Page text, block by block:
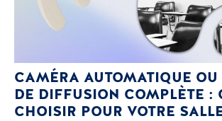
CAMÉRA AUTOMATIQUE OU
DE DIFFUSION COMPLÈTE :
CHOISIR POUR VOTRE